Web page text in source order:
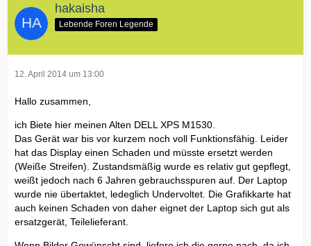
hakaisha
Lebende Foren Legende
12. April 2014 um 13:00
Hallo zusammen,
ich Biete hier meinen Alten DELL XPS M1530.
Das Gerät war bis vor kurzem noch voll Funktionsfähig. Leider
hat das Display einen Schaden und müsste ersetzt werden
(Weiße Streifen). Zustandsmäßig wurde es relativ gut gepflegt,
weißt jedoch nach 6 Jahren gebrauchsspuren auf. Der Laptop
wurde nie übertaktet, ledeglich Undervoltet. Die Grafikkarte hat
auch keinen Schaden von daher eignet der Laptop sich gut als
ersatzgerät, Teilelieferant.